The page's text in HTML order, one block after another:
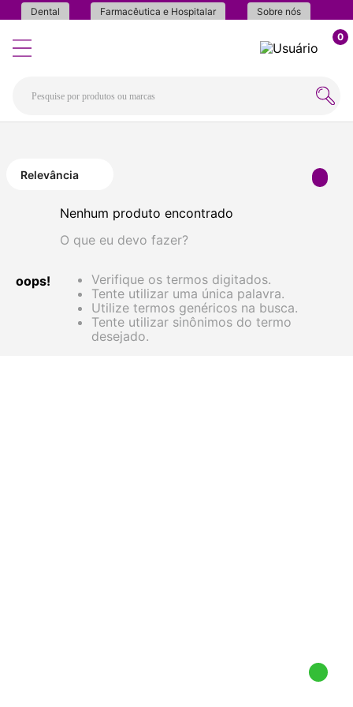
Dental Farmacêutica e Hospitalar Sobre nós
0
Relevância
oops!
Nenhum produto encontrado
O que eu devo fazer?
Verifique os termos digitados.
Tente utilizar uma única palavra.
Utilize termos genéricos na busca.
Tente utilizar sinônimos do termo
desejado.